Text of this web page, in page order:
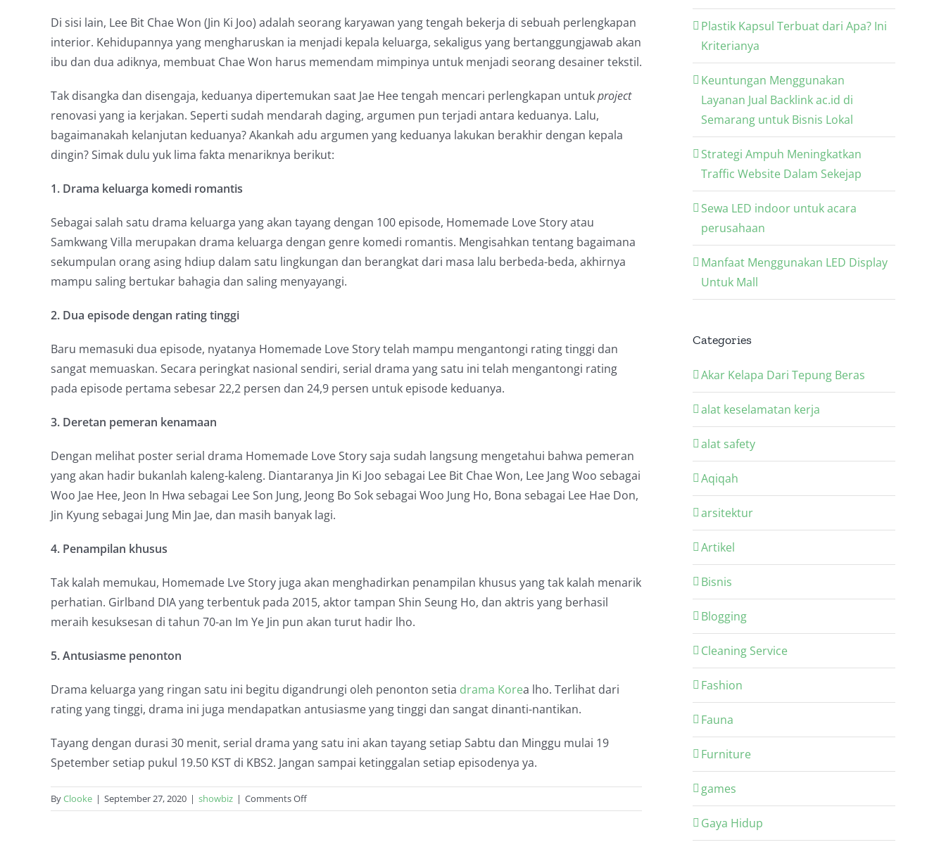
Di sisi lain, Lee Bit Chae Won (Jin Ki Joo) adalah seorang karyawan yang tengah bekerja di sebuah perlengkapan
interior. Kehidupannya yang mengharuskan ia menjadi kepala keluarga, sekaligus yang bertanggungjawab akan
ibu dan dua adiknya, membuat Chae Won harus memendam mimpinya untuk menjadi seorang desainer tekstil.
Tak disangka dan disengaja, keduanya dipertemukan saat Jae Hee tengah mencari perlengkapan untukproject
renovasi yang ia kerjakan. Seperti sudah mendarah daging, argumen pun terjadi antara keduanya. Lalu,
bagaimanakah kelanjutan keduanya? Akankah adu argumen yang keduanya lakukan berakhir dengan kepala
dingin? Simak dulu yuk lima fakta menariknya berikut:
1. Drama keluarga komedi romantis
Sebagai salah satu drama keluarga yang akan tayang dengan 100 episode, Homemade Love Story atau
Samkwang Villa merupakan drama keluarga dengan genre komedi romantis. Mengisahkan tentang bagaimana
sekumpulan orang asing hdiup dalam satu lingkungan dan berangkat dari masa lalu berbeda-beda, akhirnya
mampu saling bertukar bahagia dan saling menyayangi.
2. Dua episode dengan rating tinggi
Baru memasuki dua episode, nyatanya Homemade Love Story telah mampu mengantongi rating tinggi dan
sangat memuaskan. Secara peringkat nasional sendiri, serial drama yang satu ini telah mengantongi rating
pada episode pertama sebesar 22,2 persen dan 24,9 persen untuk episode keduanya.
3. Deretan pemeran kenamaan
Dengan melihat poster serial drama Homemade Love Story saja sudah langsung mengetahui bahwa pemeran
yang akan hadir bukanlah kaleng-kaleng. Diantaranya Jin Ki Joo sebagai Lee Bit Chae Won, Lee Jang Woo sebagai
Woo Jae Hee, Jeon In Hwa sebagai Lee Son Jung, Jeong Bo Sok sebagai Woo Jung Ho, Bona sebagai Lee Hae Don,
Jin Kyung sebagai Jung Min Jae, dan masih banyak lagi.
4. Penampilan khusus
Tak kalah memukau, Homemade Lve Story juga akan menghadirkan penampilan khusus yang tak kalah menarik
perhatian. Girlband DIA yang terbentuk pada 2015, aktor tampan Shin Seung Ho, dan aktris yang berhasil
meraih kesuksesan di tahun 70-an Im Ye Jin pun akan turut hadir lho.
5. Antusiasme penonton
Drama keluarga yang ringan satu ini begitu digandrungi oleh penonton setia drama Korea lho. Terlihat dari
rating yang tinggi, drama ini juga mendapatkan antusiasme yang tinggi dan sangat dinanti-nantikan.
Tayang dengan durasi 30 menit, serial drama yang satu ini akan tayang setiap Sabtu dan Minggu mulai 19
Spetember setiap pukul 19.50 KST di KBS2. Jangan sampai ketinggalan setiap episodenya ya.
ByClooke | September 27, 2020 | showbiz | Comments Offon
5
Plastik Kapsul Terbuat dari Apa? Ini
Kriterianya
Keuntungan Menggunakan
Layanan Jual Backlink ac.id di
Semarang untuk Bisnis Lokal
Strategi Ampuh Meningkatkan
Traffic Website Dalam Sekejap
Sewa LED indoor untuk acara
perusahaan
Manfaat Menggunakan LED Display
Untuk Mall
Categories
Akar Kelapa Dari Tepung Beras
alat keselamatan kerja
alat safety
Aqiqah
arsitektur
Artikel
Bisnis
Blogging
Cleaning Service
Fashion
Fauna
Furniture
games
Gaya Hidup